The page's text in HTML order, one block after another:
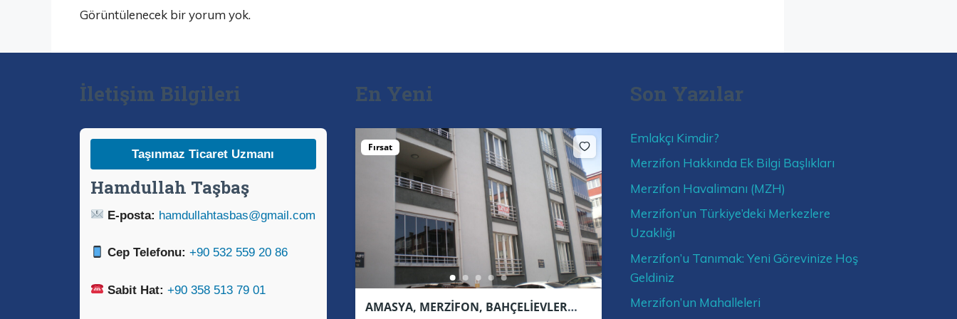
Görüntülenecek bir yorum yok.
İletişim Bilgileri
Taşınmaz Ticaret Uzmanı
Hamdullah Taşbaş
E-posta: hamdullahtasbas@gmail.com
Cep Telefonu: +90 532 559 20 86
Sabit Hat: +90 358 513 79 01
En Yeni
Fırsat
AMASYA, MERZİFON, BAHÇELİEVLER
Son Yazılar
Emlakçı Kimdir?
Merzifon Hakkında Ek Bilgi Başlıkları
Merzifon Havalimanı (MZH)
Merzifon’un Türkiye’deki Merkezlere
Uzaklığı
Merzifon’u Tanımak: Yeni Görevinize Hoş
Geldiniz
Merzifon’un Mahalleleri